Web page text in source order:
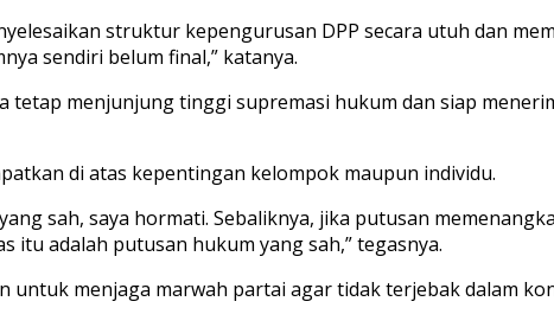
struktur kepengurusan DPP secara utuh dan
sendiri belum final,” katanya.
menjunjung tinggi supremasi hukum dan siap
di atas kepentingan kelompok maupun individu.
sah, saya hormati. Sebaliknya, jika putusan
itu adalah putusan hukum yang sah,” tegasnya.
untuk menjaga marwah partai agar tidak terjebak dalam